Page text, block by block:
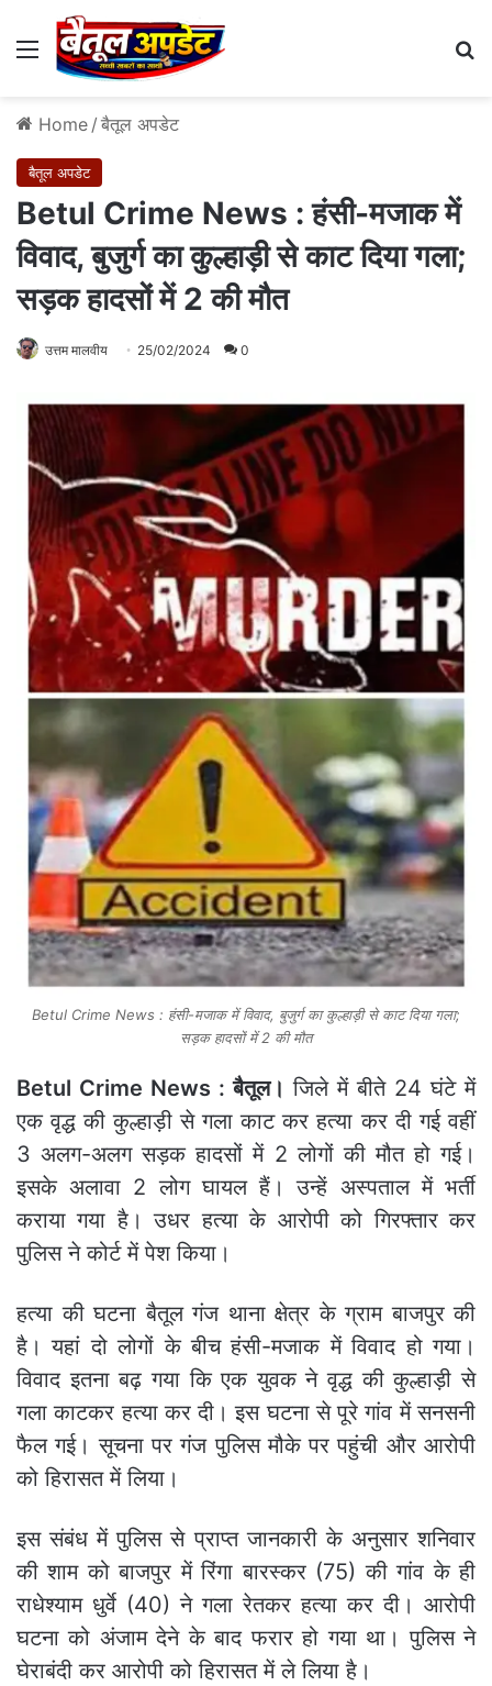
Menu
Home / बैतूल अपडेट
बैतूल अपडेट
Betul Crime News : हंसी-मजाक में
विवाद, बुजुर्ग का कुल्हाड़ी से काट दिया गला;
सड़क हादसों में 2 की मौत
उत्तम मालवीय 25/02/2024 0
Betul Crime News : हंसी-मजाक में विवाद, बुजुर्ग का कुल्हाड़ी से काट दिया गला;
सड़क हादसों में 2 की मौत
Betul Crime News : बैतूल। जिले में बीते 24 घंटे में
एक वृद्ध की कुल्हाड़ी से गला काट कर हत्या कर दी गई वहीं
3 अलग-अलग सड़क हादसों में 2 लोगों की मौत हो गई।
इसके अलावा 2 लोग घायल हैं। उन्हें अस्पताल में भर्ती
कराया गया है। उधर हत्या के आरोपी को गिरफ्तार कर
पुलिस ने कोर्ट में पेश किया।
हत्या की घटना बैतूल गंज थाना क्षेत्र के ग्राम बाजपुर की
है। यहां दो लोगों के बीच हंसी-मजाक में विवाद हो गया।
विवाद इतना बढ़ गया कि एक युवक ने वृद्ध की कुल्हाड़ी से
गला काटकर हत्या कर दी। इस घटना से पूरे गांव में सनसनी
फैल गई। सूचना पर गंज पुलिस मौके पर पहुंची और आरोपी
को हिरासत में लिया।
इस संबंध में पुलिस से प्राप्त जानकारी के अनुसार शनिवार
की शाम को बाजपुर में रिंगा बारस्कर (75) की गांव के ही
राधेश्याम धुर्वे (40) ने गला रेतकर हत्या कर दी। आरोपी
घटना को अंजाम देने के बाद फरार हो गया था। पुलिस ने
घेराबंदी कर आरोपी को हिरासत में ले लिया है।